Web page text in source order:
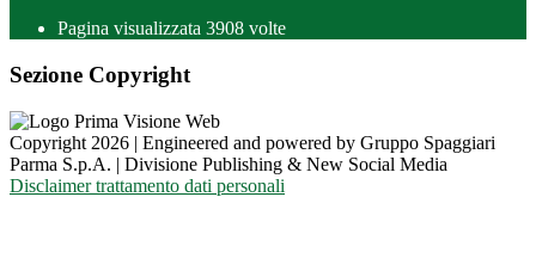
Pagina visualizzata 3908 volte
Sezione Copyright
Copyright 2026 | Engineered and powered by Gruppo Spaggiari
Parma S.p.A. | Divisione Publishing & New Social Media
Disclaimer trattamento dati personali